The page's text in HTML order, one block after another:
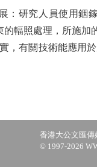
研究人員使用銦鎵
輻照處理，所施
，有關技術能應用
香港大公文匯
© 1997-2026